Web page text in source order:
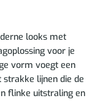
looks met
voor je
vorm voegt een
lijnen die de
flinke uitstraling en